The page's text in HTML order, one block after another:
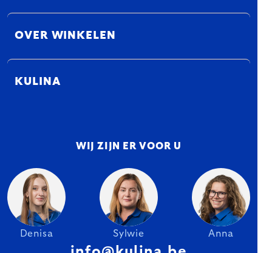
OVER WINKELEN
KULINA
WIJ ZIJN ER VOOR U
Denisa Sylwie Anna